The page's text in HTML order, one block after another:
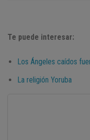
Te puede interesar:
Los Ángeles caídos
La religión Yoruba